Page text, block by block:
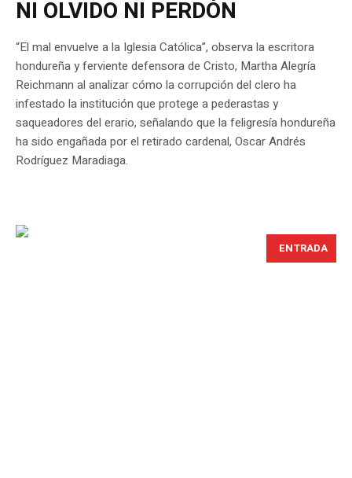
NI OLVIDO NI PERDÓN
“El mal envuelve a la Iglesia Católica”, observa la escritora
hondureña y ferviente defensora de Cristo, Martha Alegría
Reichmann al analizar cómo la corrupción del clero ha
infestado la institución que protege a pederastas y
saqueadores del erario, señalando que la feligresía hondureña
ha sido engañada por el retirado cardenal, Oscar Andrés
Rodríguez Maradiaga.
ENTRADA